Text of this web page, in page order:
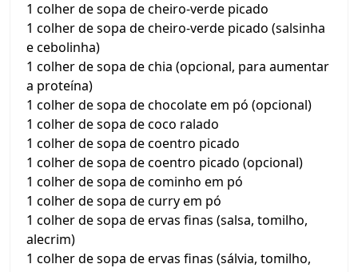
1 colher de sopa de cheiro-verde picado
1 colher de sopa de cheiro-verde picado (salsinha
e cebolinha)
1 colher de sopa de chia (opcional, para aumentar
a proteína)
1 colher de sopa de chocolate em pó (opcional)
1 colher de sopa de coco ralado
1 colher de sopa de coentro picado
1 colher de sopa de coentro picado (opcional)
1 colher de sopa de cominho em pó
1 colher de sopa de curry em pó
1 colher de sopa de ervas finas (salsa, tomilho,
alecrim)
1 colher de sopa de ervas finas (sálvia, tomilho,